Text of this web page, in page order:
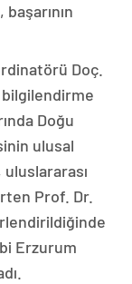
Doç.
bilgilendirme
Doğu
ulusal
Prof. Dr.
Erzurum